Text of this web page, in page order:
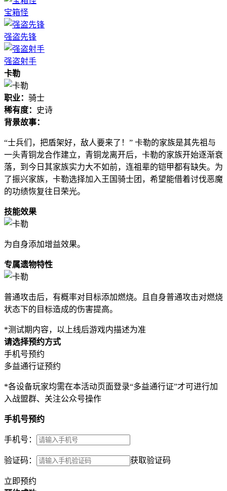
宝箱怪
强盗先锋
强盗射手
卡勒
职业： 骑士
稀有度：
史诗
背景故事：
“士兵们，把盾架好，敌人要来了！” 卡勒的家族是其先祖与
一头青铜龙合作建立，青铜龙离开后，卡勒的家族开始逐渐衰
落，到今日其家族实力大不如前，连祖辈的铠甲都有缺失。为
了振兴家族，卡勒选择加入王国骑士团，希望能借着讨伐恶魔
的功绩恢复往日荣光。
技能效果
为自身添加增益效果。
专属遗物特性
普通攻击后，有概率对目标添加燃烧。且自身普通攻击对燃烧
状态下的目标造成的伤害提高。
*测试期内容，以上线后游戏内描述为准
请选择预约方式
手机号预约
多益通行证预约
*各设备玩家均需在本活动页面登录“多益通行证”才可进行加
入战盟群、关注公众号操作
手机号预约
手机号：
验证码： 获取验证码
立即预约